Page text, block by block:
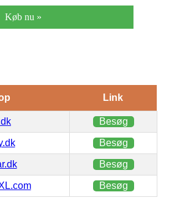
Køb nu »
Link
Besøg
Besøg
Besøg
Besøg